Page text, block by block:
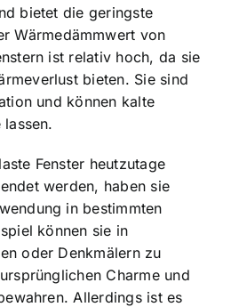
bietet die geringste
Wärmedämmwert von
ist relativ hoch, da sie
bieten. Sie sind
und können kalte
Fenster heutzutage
werden, haben sie
in bestimmten
können sie in
oder Denkmälern zu
Charme und
Allerdings ist es